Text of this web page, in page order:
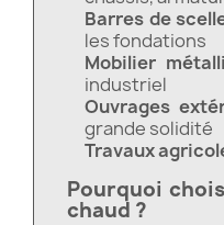
Barres de
les fondations
Mobilier
industriel
Ouvrages
grande solidité
Travaux
Pourquoi
chaud ?